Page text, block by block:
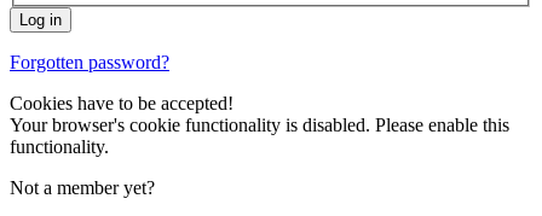
Forgotten password?
Cookies have to be accepted!
Your browser's cookie functionality is disabled. Please enable this
functionality.
Not a member yet?